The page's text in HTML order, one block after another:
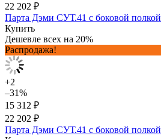
22 202 ₽
Парта Дэми СУТ.41 с боковой полкой
Купить
Дешевле всех на 20%
Распродажа!
+2
–31%
15 312 ₽
22 202 ₽
Парта Дэми СУТ.41 с боковой полкой